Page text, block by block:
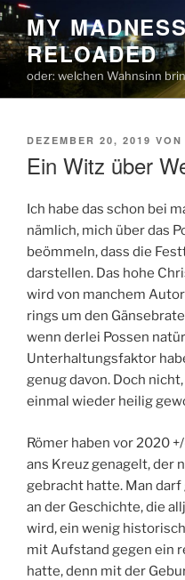
Zum
Inhalt
springen
MY
RELOADED
oder: welchen Wahnsinn
VERÖFFENTLICHT
DEZEMBER 20, 2019 VON
Ein Witz über
Ich habe das schon bei
nämlich, mich über das
beömmeln, dass die
darstellen. Das hohe
wird von manchem
rings um den
wenn derlei Possen
Unterhaltungsfaktor
genug davon. Doch
einmal wieder heilig
Römer haben vor 2020
ans Kreuz genagelt, der
gebracht hatte. Man
an der Geschichte, die
wird, ein wenig
mit Aufstand gegen ein
hatte, denn mit der